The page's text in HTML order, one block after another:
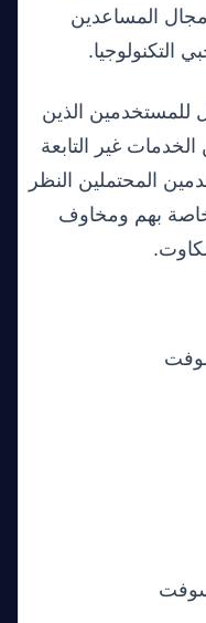
المساعدين
التكنولوجيا.
للمستخدمين الذين
غير التابعة
المحتملين النظر
بهم ومخاوف